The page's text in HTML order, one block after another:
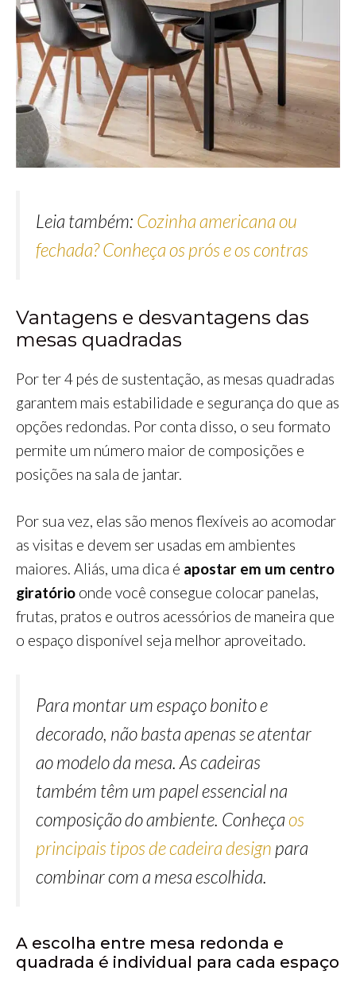
Leia também: Cozinha americana ou
fechada? Conheça os prós e os contras
Vantagens e desvantagens das
mesas quadradas
Por ter 4 pés de sustentação, as mesas quadradas
garantem mais estabilidade e segurança do que as
opções redondas. Por conta disso, o seu formato
permite um número maior de composições e
posições na sala de jantar.
Por sua vez, elas são menos flexíveis ao acomodar
as visitas e devem ser usadas em ambientes
maiores. Aliás, uma dica é apostar em um centro
giratório onde você consegue colocar panelas,
frutas, pratos e outros acessórios de maneira que
o espaço disponível seja melhor aproveitado.
Para montar um espaço bonito e
decorado, não basta apenas se atentar
ao modelo da mesa. As cadeiras
também têm um papel essencial na
composição do ambiente. Conheçaos
principais tipos de cadeira design para
combinar com a mesa escolhida.
A escolha entre mesa redonda e
quadrada é individual para cada espaço